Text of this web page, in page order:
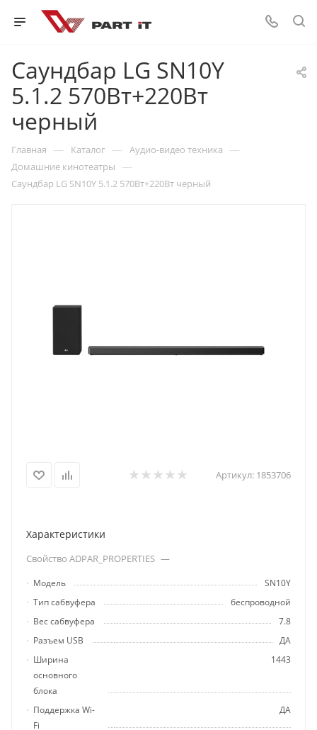
Саундбар LG SN10Y
5.1.2 570Вт+220Вт
черный
Главная — Каталог — Аудио-видео техника —
Домашние кинотеатры —
Саундбар LG SN10Y 5.1.2 570Вт+220Вт черный
Артикул: 1853706
Характеристики
Свойство ADPAR_PROPERTIES —
Модель
SN10Y
Тип сабвуфера
беспроводной
Вес сабвуфера
7.8
Разъем USB
ДА
Ширина
основного
блока
1443
Поддержка Wi-
Fi
ДА